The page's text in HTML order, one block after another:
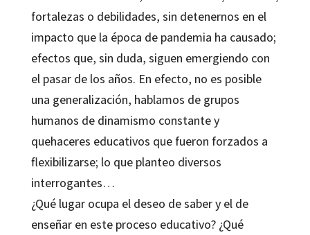
fortalezas o debilidades, sin detenernos en el
impacto que la época de pandemia ha causado;
efectos que, sin duda, siguen emergiendo con
el pasar de los años. En efecto, no es posible
una generalización, hablamos de grupos
humanos de dinamismo constante y
quehaceres educativos que fueron forzados a
flexibilizarse; lo que planteo diversos
interrogantes…
¿Qué lugar ocupa el deseo de saber y el de
enseñar en este proceso educativo? ¿Qué